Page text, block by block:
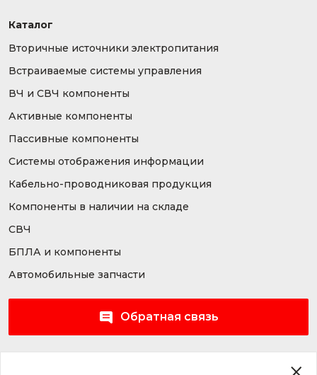
Каталог
Вторичные источники электропитания
Встраиваемые системы управления
ВЧ и СВЧ компоненты
Активные компоненты
Пассивные компоненты
Системы отображения информации
Кабельно-проводниковая продукция
Компоненты в наличии на складе
СВЧ
БПЛА и компоненты
Автомобильные запчасти
Обратная связь